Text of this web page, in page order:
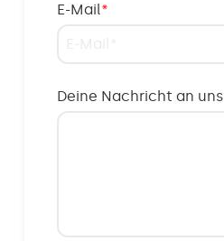
E-Mail*
Deine Nachricht an